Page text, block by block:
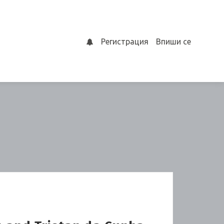
Регистрация Впиши се